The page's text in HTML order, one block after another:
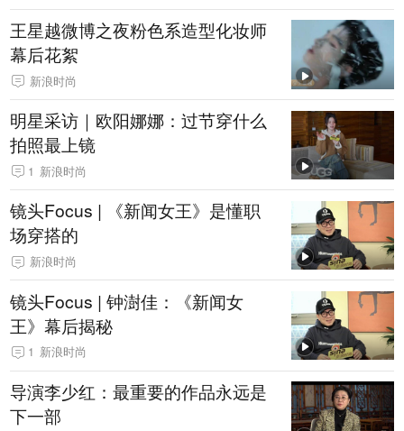
王星越微博之夜粉色系造型化妆师
幕后花絮
新浪时尚
明星采访｜欧阳娜娜：过节穿什么
拍照最上镜
1 新浪时尚
镜头Focus | 《新闻女王》是懂职
场穿搭的
新浪时尚
镜头Focus | 钟澍佳：《新闻女
王》幕后揭秘
1 新浪时尚
导演李少红：最重要的作品永远是
下一部